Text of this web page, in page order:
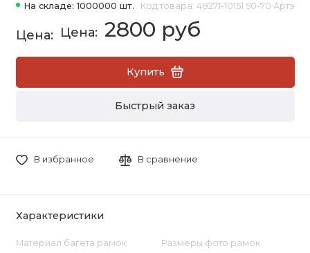
На складе: 1000000 шт. Код товара: 48271-10151 50-70 Артэ
2800 руб
Купить
Быстрый заказ
В избранное В сравнение
Характеристики
Материал багета рамок Размеры фото рамок